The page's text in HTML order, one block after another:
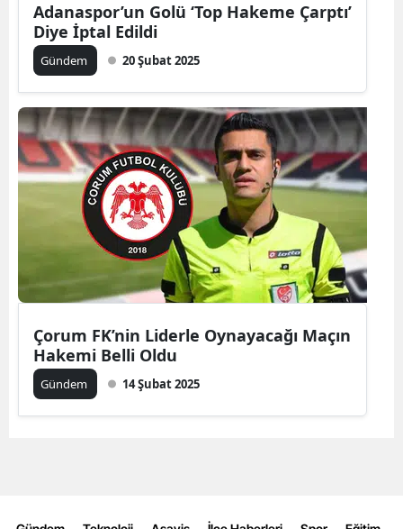
Diyarbakır
Edirne
Elazığ
Erzincan
Erzurum
Eskişehir
Gaziantep
Adanaspor’un Golü ‘Top Hakeme Çarptı’
Diye İptal Edildi
Gündem 20 Şubat 2025
Çorum FK’nin Liderle Oynayacağı Maçın
Hakemi Belli Oldu
Gündem 14 Şubat 2025